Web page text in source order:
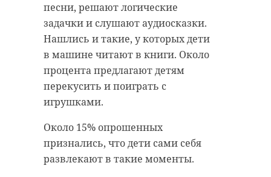
песни, решают логические
задачки и слушают аудиосказки.
Нашлись и такие, у которых дети
в машине читают в книги. Около
процента предлагают детям
перекусить и поиграть с
игрушками.
Около 15% опрошенных
признались, что дети сами себя
развлекают в такие моменты.
Уважаемые жители
и гости
Ленинградской
области!
Отправляясь на
рыбалку или в
путешествие,
предупреждайте
родных и близких о